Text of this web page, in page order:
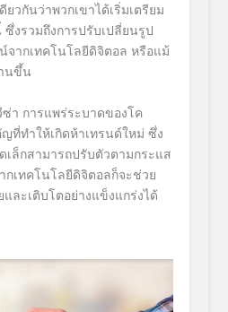
ยวกันว่าพวกเขาได้เริ่มเตรียม
งรวมถึงการปรับเปลี่ยนรูป
จากเทคโนโลยีดิจิตอล หรือแม้
นขึ้น
ซ่า การแพร่ระบาดของโค
ที่ทำให้เกิดห้าเทรนด์ใหม่ ซึ่ง
เล็กสามารถปรับตัวตามกระแส
เทคโนโลยีดิจิตอลก็จะช่วย
ละเติบโตอย่างแข็งแกร่งได้